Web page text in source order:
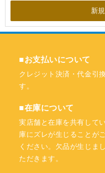
■お支払いについて
クレジット決済・代金引
す。
■在庫について
実店舗と在庫を共有して
庫にズレが生じることが
ください。欠品が生じま
ただきます。